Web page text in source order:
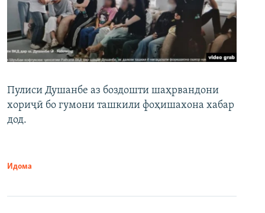
Пулиси Душанбе аз боздошти шаҳрвандони
хориҷӣ бо гумони ташкили фоҳишахона хабар
дод.
Идома